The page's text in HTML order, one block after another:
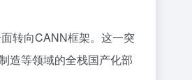
转向CANN框架。这一突
造等领域的全栈国产化部